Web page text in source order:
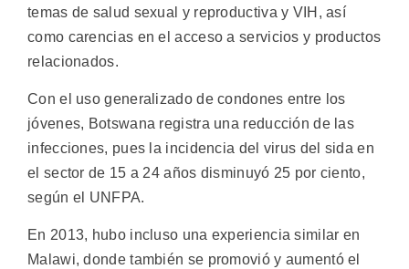
temas de salud sexual y reproductiva y VIH, así
como carencias en el acceso a servicios y productos
relacionados.
Con el uso generalizado de condones entre los
jóvenes, Botswana registra una reducción de las
infecciones, pues la incidencia del virus del sida en
el sector de 15 a 24 años disminuyó 25 por ciento,
según el UNFPA.
En 2013, hubo incluso una experiencia similar en
Malawi, donde también se promovió y aumentó el